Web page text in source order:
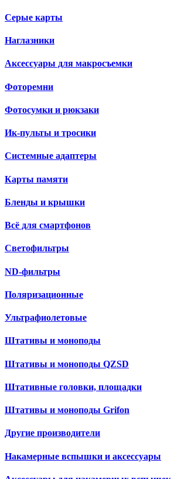
Серые карты
Наглазники
Аксессуары для макросъемки
Фоторемни
Фотосумки и рюкзаки
Ик-пульты и тросики
Системные адаптеры
Карты памяти
Бленды и крышки
Всё для смартфонов
Светофильтры
ND-фильтры
Поляризационные
Ультрафиолетовые
Штативы и моноподы
Штативы и моноподы QZSD
Штативные головки, площадки
Штативы и моноподы Grifon
Другие производители
Накамерные вспышки и аксессуары